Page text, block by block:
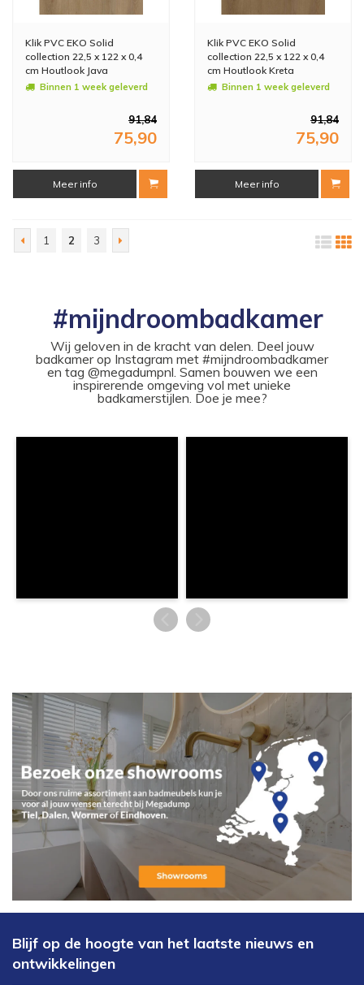
Klik PVC EKO Solid
collection 22,5 x 122 x 0,4
cm Houtlook Java
(Doosinhoud: 2,2 m2)
Binnen 1 week geleverd
91,84
75,90
Meer info
Klik PVC EKO Solid
collection 22,5 x 122 x 0,4
cm Houtlook Kreta
(Doosinhoud: 2,2 m2)
Binnen 1 week geleverd
91,84
75,90
Meer info
1 2 3
#mijndroombadkamer
Wij geloven in de kracht van delen. Deel jouw
badkamer op Instagram met #mijndroombadkamer
en tag @megadumpnl. Samen bouwen we een
inspirerende omgeving vol met unieke
badkamerstijlen. Doe je mee?
Blijf op de hoogte van het laatste nieuws en
ontwikkelingen